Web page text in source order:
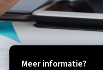
Meer informatie?